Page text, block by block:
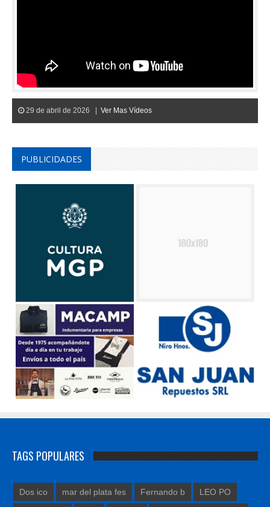
29 de abril de 2026 | Ver Mas Vídeos
PUBLICIDADES
TAGS POPULARES
Dos ico mar del plata fes Fernando b LEO PO